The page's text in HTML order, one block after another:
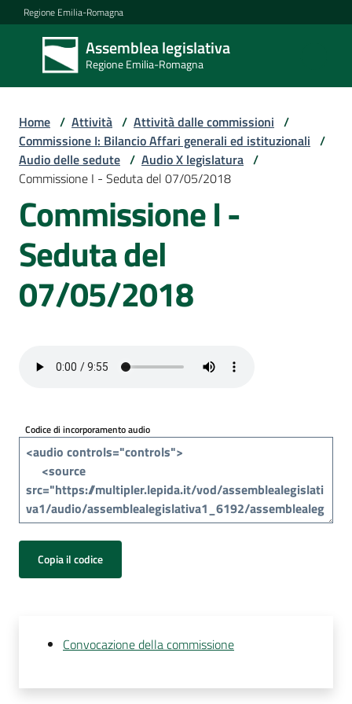
Vai al contenuto
Vai alla navigazione
Vai al footer
Regione Emilia-Romagna
Assemblea legislativa
Regione Emilia-Romagna
Assemblea
legislativa
Regione Emilia-
Assemblea
Attività
Argomenti
Per
cittadini
Home / Attività / Attività dalle commissioni /
Commissione I: Bilancio Affari generali ed istituzionali /
Audio delle sedute / Audio X legislatura /
Commissione I - Seduta del 07/05/2018
Commissione I -
Seduta del
07/05/2018
Codice di incorporamento audio
Copia il codice
Convocazione della commissione